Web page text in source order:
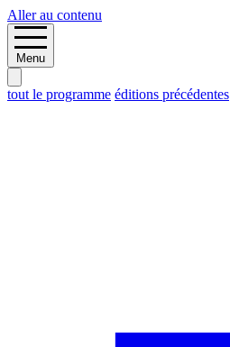
Aller au contenu
Menu
tout le programme éditions précédentes